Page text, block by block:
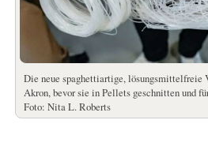
Die neue spaghettiartige, lösungsmittelfreie
Akron, bevor sie in Pellets geschnitten und
Foto: Nita L. Roberts